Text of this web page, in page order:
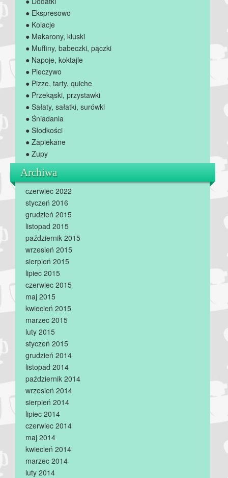
● Ekspresowo
● Kolacje
● Makarony, kluski
● Muffiny, babeczki, pączki
● Napoje, koktajle
● Pieczywo
● Pizze, tarty, quiche
● Przekąski, przystawki
● Sałaty, sałatki, surówki
● Śniadania
● Słodkości
● Zapiekane
● Zupy
Archiwa
czerwiec 2022
styczeń 2016
grudzień 2015
listopad 2015
październik 2015
wrzesień 2015
sierpień 2015
lipiec 2015
czerwiec 2015
maj 2015
kwiecień 2015
marzec 2015
luty 2015
styczeń 2015
grudzień 2014
listopad 2014
październik 2014
wrzesień 2014
sierpień 2014
lipiec 2014
czerwiec 2014
maj 2014
kwiecień 2014
marzec 2014
luty 2014